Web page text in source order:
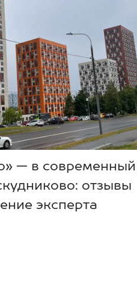
— в современный
отзывы
эксперта